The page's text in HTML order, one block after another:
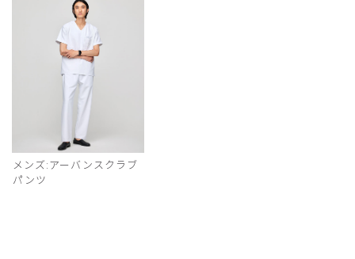
メンズ:アーバンスクラブ
パンツ